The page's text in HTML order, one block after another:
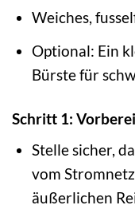
Weiches,
Optional: Ein
Bürste für
Schritt 1:
Stelle sicher,
vom
äußerlichen